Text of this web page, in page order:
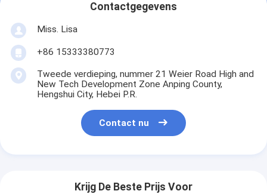
Contactgegevens
Miss. Lisa
+86 15333380773
Tweede verdieping, nummer 21 Weier Road High and
New Tech Development Zone Anping County,
Hengshui City, Hebei P.R.
Contact nu
Krijg De Beste Prijs Voor